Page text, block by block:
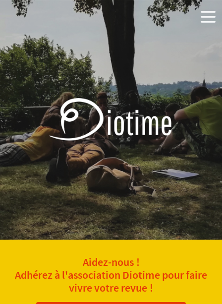
Aidez-nous !
Adhérez à l'association Diotime pour faire
vivre votre revue !